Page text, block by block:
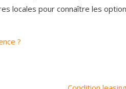
locales pour connaître les
?